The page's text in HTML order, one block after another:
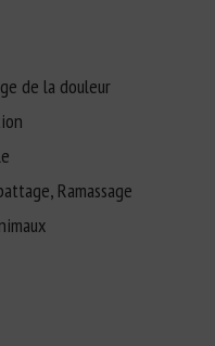
de la douleur
Ramassage